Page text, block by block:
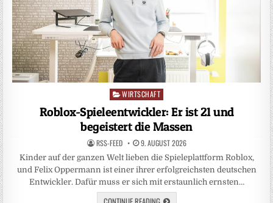
Posted
WIRTSCHAFT
Roblox-Spieleentwickler: Er ist 21 und
begeistert die Massen
RSS-FEED 9. AUGUST 2026
Kinder auf der ganzen Welt lieben die Spieleplattform Roblox,
und Felix Oppermann ist einer ihrer erfolgreichsten deutschen
Entwickler. Dafür muss er sich mit erstaunlich ernsten…